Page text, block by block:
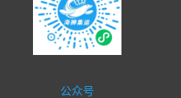
公众号